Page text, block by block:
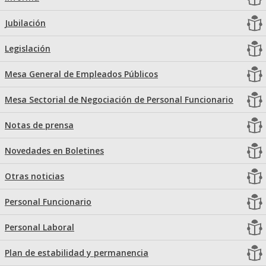
Jubilación
Legislación
Mesa General de Empleados Públicos
Mesa Sectorial de Negociación de Personal Funcionario
Notas de prensa
Novedades en Boletines
Otras noticias
Personal Funcionario
Personal Laboral
Plan de estabilidad y permanencia